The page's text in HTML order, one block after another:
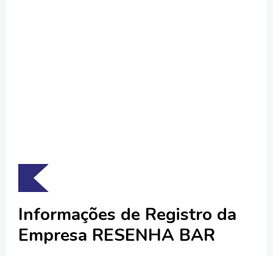
Informações de Registro da
Empresa RESENHA BAR